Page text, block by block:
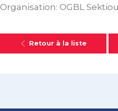
Organisation: OGBL
Retour à la liste